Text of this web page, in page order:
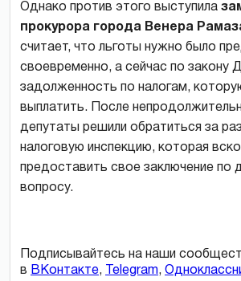
Однако против этого выступила
прокурора города Венера
считает, что льготы нужно было
своевременно, а сейчас по закону
задолженность по налогам,
выплатить. После
депутаты решили обратиться за
налоговую инспекцию, которая
предоставить свое заключение по
вопросу.
Подписывайтесь на наши
в ВКонтакте, Telegram,